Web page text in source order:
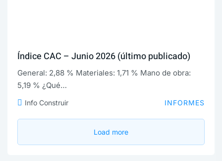
Índice CAC – Junio 2026 (último publicado)
General: 2,88 % Materiales: 1,71 % Mano de obra:
5,19 % ¿Qué…
Info Construir INFORMES
Load more